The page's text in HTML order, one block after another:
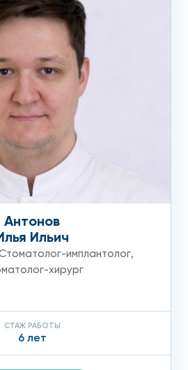
Антонов
Ильич
имплантолог,
хирург
СТАЖ РАБОТЫ
6 лет